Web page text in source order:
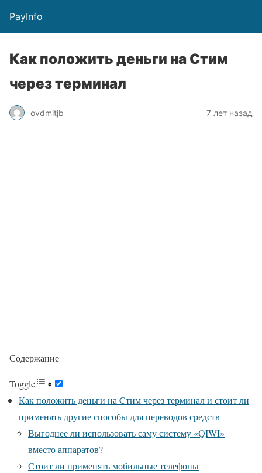
PayInfo
Как положить деньги на Стим
через терминал
ovdmitjb 7 лет назад
Содержание
Toggle
Как положить деньги на Cтим через терминал и стоит ли
применять другие способы для переводов средств
Выгоднее ли использовать саму систему «QIWI»
вместо аппаратов?
Стоит ли применять мобильные телефоны